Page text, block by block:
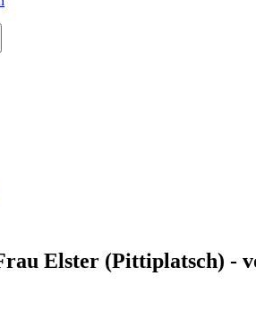
Elster (Pittiplatsch) -